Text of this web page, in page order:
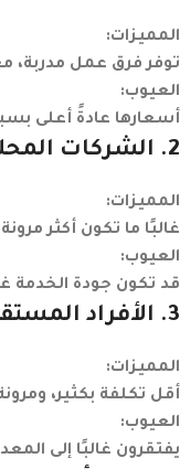
المميزات:
توفر فرق عمل مدربة،
العيوب:
أسعارها عادةً أعلى
2. الشركات
المميزات:
غالبًا ما تكون أكثر
العيوب:
قد تكون جودة الخدمة
3. الأفراد
المميزات:
أقل تكلفة بكثير،
العيوب:
يفتقرون غالبًا إلى